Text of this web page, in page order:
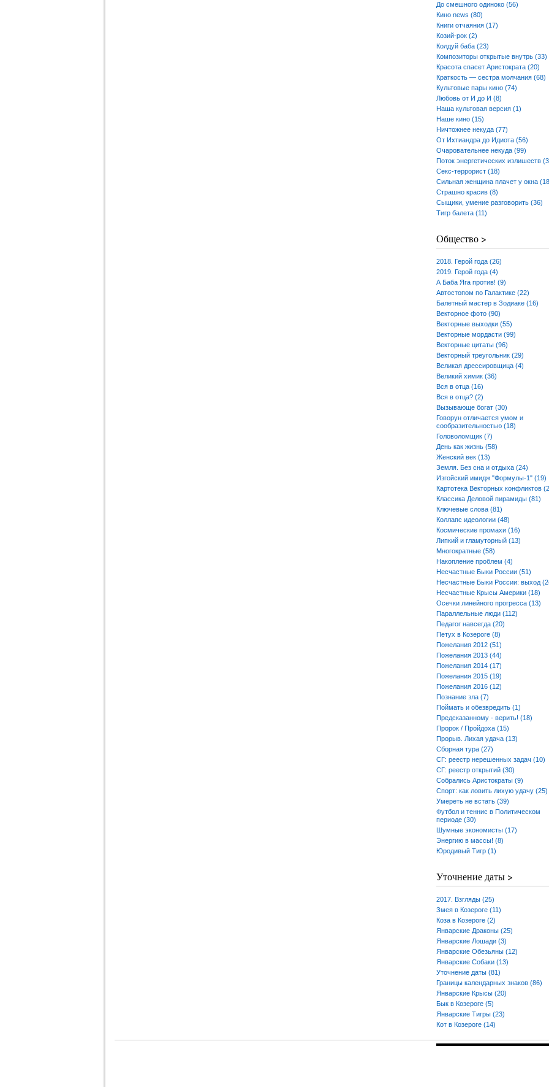
До смешного одиноко (56)
Кино news (80)
Книги отчаяния (17)
Козий-рок (2)
Колдуй баба (23)
Композиторы открытые внутрь (33)
Красота спасет Аристократа (20)
Краткость — сестра молчания (68)
Культовые пары кино (74)
Любовь от И до И (8)
Наша культовая версия (1)
Наше кино (15)
Ничтожнее некуда (77)
От Ихтиандра до Идиота (56)
Очаровательнее некуда (99)
Поток энергетических излишеств
Секс-террорист (18)
Сильная женщина плачет у окна
Страшно красив (8)
Сыщики, умение разговорить (36)
Тигр балета (11)
Общество >
2018. Герой года (26)
2019. Герой года (4)
А Баба Яга против! (9)
Автостопом по Галактике (22)
Балетный мастер в Зодиаке (16)
Векторное фото (90)
Векторные выходки (55)
Векторные мордасти (99)
Векторные цитаты (96)
Векторный треугольник (29)
Великая дрессировщица (4)
Великий химик (36)
Вся в отца (16)
Вся в отца? (2)
Вызывающе богат (30)
Говорун отличается умом и
сообразительностью (18)
Головоломщик (7)
День как жизнь (58)
Женский век (13)
Земля. Без сна и отдыха (24)
Изгойский имидж "Формулы-1" (19)
Картотека Векторных конфликтов
Классика Деловой пирамиды (81)
Ключевые слова (81)
Коллапс идеологии (48)
Космические промахи (16)
Липкий и гламуторный (13)
Многократные (58)
Накопление проблем (4)
Несчастные Быки России (51)
Несчастные Быки России: выход
Несчастные Крысы Америки (18)
Осечки линейного прогресса (13)
Параллельные люди (112)
Педагог навсегда (20)
Петух в Козероге (8)
Пожелания 2012 (51)
Пожелания 2013 (44)
Пожелания 2014 (17)
Пожелания 2015 (19)
Пожелания 2016 (12)
Познание зла (7)
Поймать и обезвредить (1)
Предсказанному - верить! (18)
Пророк / Пройдоха (15)
Прорыв. Лихая удача (13)
Сборная тура (27)
СГ: реестр нерешенных задач (10)
СГ: реестр открытий (30)
Собрались Аристократы (9)
Спорт: как ловить лихую удачу (25)
Умереть не встать (39)
Футбол и теннис в Политическом
периоде (30)
Шумные экономисты (17)
Энергию в массы! (8)
Юродивый Тигр (1)
Уточнение даты >
2017. Взгляды (25)
Змея в Козероге (11)
Коза в Козероге (2)
Январские Драконы (25)
Январские Лошади (3)
Январские Обезьяны (12)
Январские Собаки (13)
Уточнение даты (81)
Границы календарных знаков (86)
Январские Крысы (20)
Бык в Козероге (5)
Январские Тигры (23)
Кот в Козероге (14)